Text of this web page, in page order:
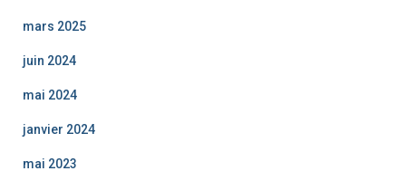
mars 2025
juin 2024
mai 2024
janvier 2024
mai 2023